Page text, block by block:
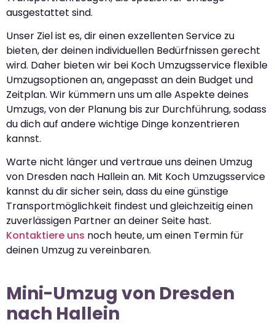
ausgestattet sind.
Unser Ziel ist es, dir einen exzellenten Service zu
bieten, der deinen individuellen Bedürfnissen gerecht
wird. Daher bieten wir bei Koch Umzugsservice flexible
Umzugsoptionen an, angepasst an dein Budget und
Zeitplan. Wir kümmern uns um alle Aspekte deines
Umzugs, von der Planung bis zur Durchführung, sodass
du dich auf andere wichtige Dinge konzentrieren
kannst.
Warte nicht länger und vertraue uns deinen Umzug
von Dresden nach Hallein an. Mit Koch Umzugsservice
kannst du dir sicher sein, dass du eine günstige
Transportmöglichkeit findest und gleichzeitig einen
zuverlässigen Partner an deiner Seite hast.
Kontaktiere uns noch heute, um einen Termin für
deinen Umzug zu vereinbaren.
Mini-Umzug von Dresden
nach Hallein